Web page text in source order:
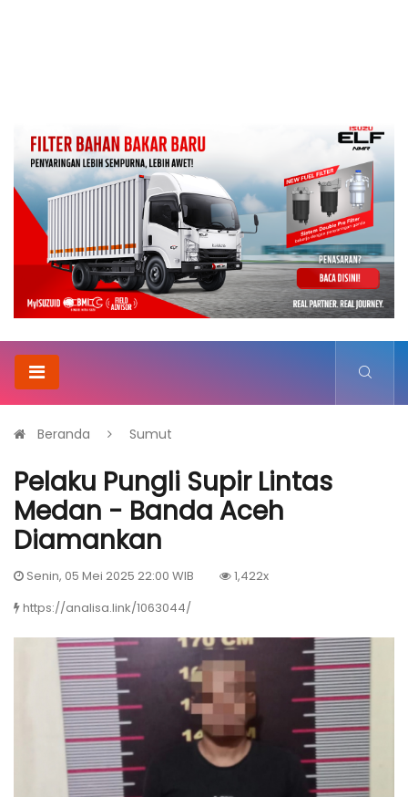
Beranda Sumut
Pelaku Pungli Supir Lintas
Medan - Banda Aceh
Diamankan
Senin, 05 Mei 2025 22:00 WIB
1,422x
https://analisa.link/1063044/